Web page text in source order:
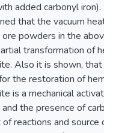
added carbonyl iron). It
that the vacuum heat
ore powders in the
transformation of
Also it is shown, that
the restoration of
is a mechanical
the presence of
reactions and source